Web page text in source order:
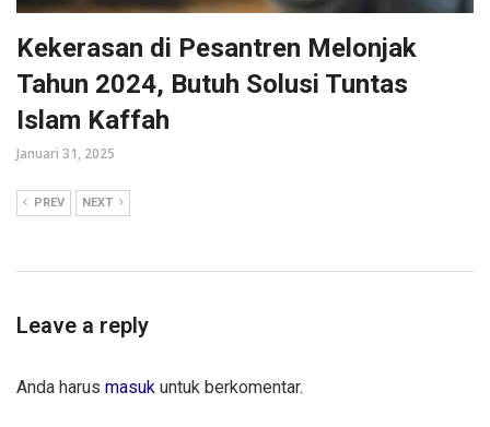
Kekerasan di Pesantren Melonjak
Tahun 2024, Butuh Solusi Tuntas
Islam Kaffah
Januari 31, 2025
PREV NEXT
Leave a reply
Anda harus masuk untuk berkomentar.